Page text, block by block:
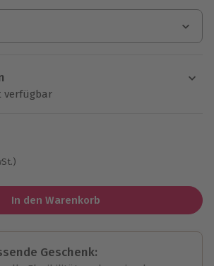
verfügbar
In den Warenkorb
Geschenk: